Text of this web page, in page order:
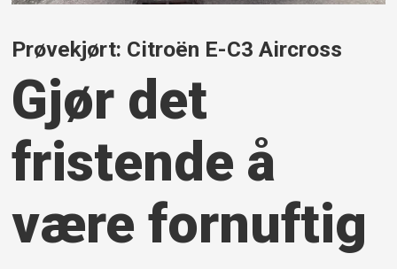
Prøvekjørt: Citroën E-C3 Aircross
Gjør det
fristende å
være fornuftig